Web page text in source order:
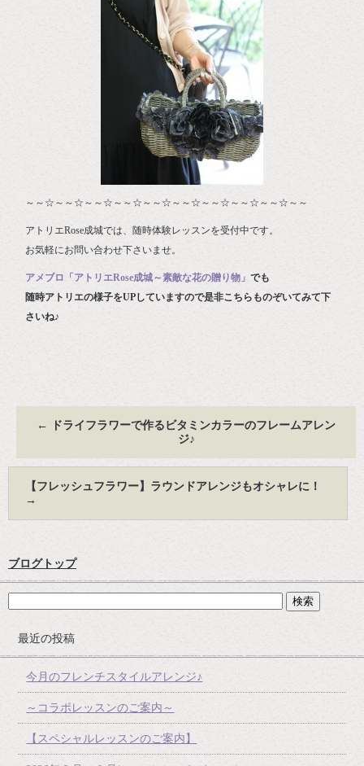
～～☆～～☆～～☆～～☆～～☆～～☆～～☆～～☆～～☆～～
アトリエRose成城では、随時体験レッスンを受付中です。
お気軽にお問い合わせ下さいませ。
アメブロ「アトリエRose成城～素敵な花の贈り物」でも
随時アトリエの様子をUPしていますので是非こちらものぞいてみて下
さいね♪
←
ドライフラワーで作るビタミンカラーのフレームアレン
ジ♪
【フレッシュフラワー】ラウンドアレンジもオシャレに！
→
ブログトップ
最近の投稿
今月のフレンチスタイルアレンジ♪
～コラボレッスンのご案内～
【スペシャルレッスンのご案内】